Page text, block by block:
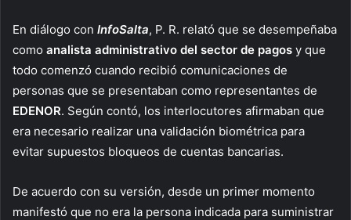
En diálogo con InfoSalta, P. R. relató que se desempeñaba
como analista administrativo del sector de pagos y que
todo comenzó cuando recibió comunicaciones de
personas que se presentaban como representantes de
EDENOR. Según contó, los interlocutores afirmaban que
era necesario realizar una validación biométrica para
evitar supuestos bloqueos de cuentas bancarias.
De acuerdo con su versión, desde un primer momento
manifestó que no era la persona indicada para suministrar